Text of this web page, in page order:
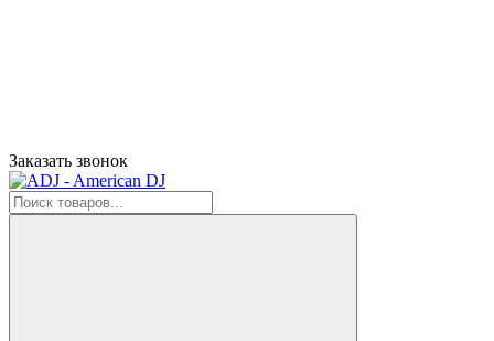
Заказать звонок